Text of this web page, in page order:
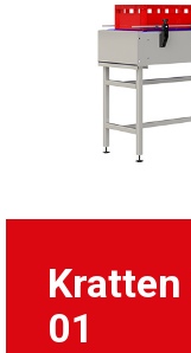
Kratten
01